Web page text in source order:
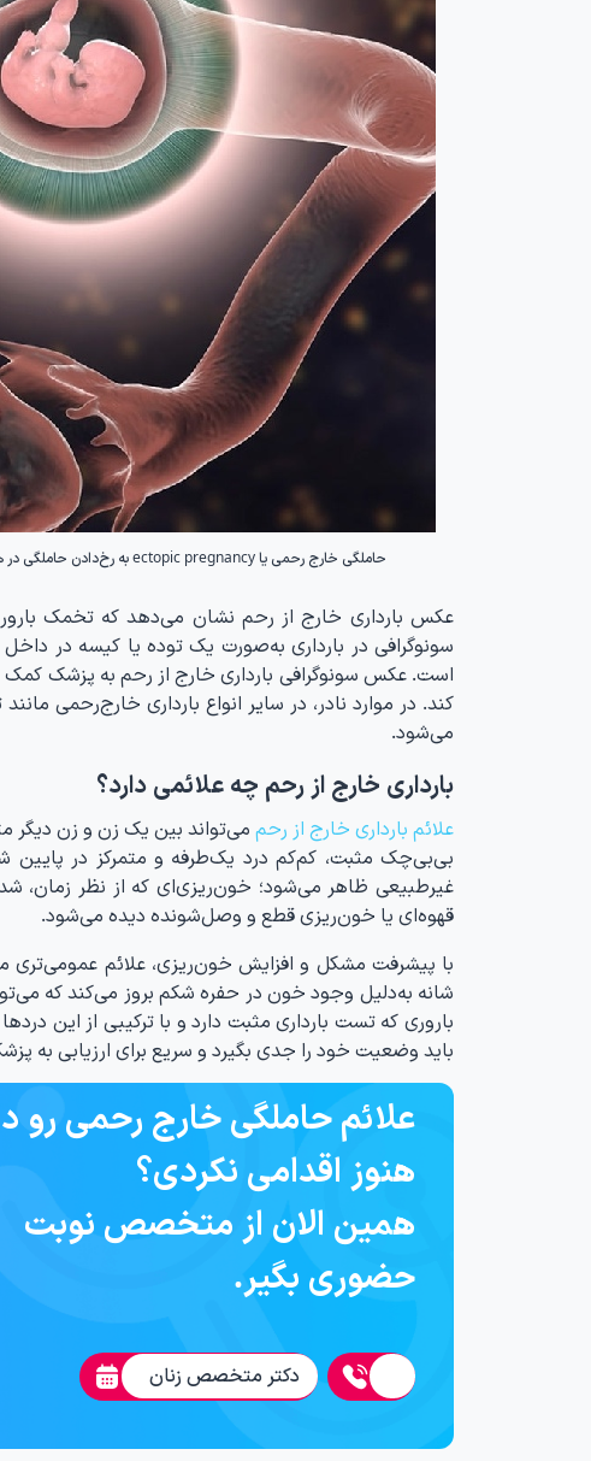
حاملگی خارج رحمی یا ectopic pregnancy به رخ‌دادن حاملگی در هر جایی به غیر از حفره‌ی رحمی گفته‌می‌شود که می‌تواند تهدیدکننده‌ی جان مادر باشد.
عکس بارداری خارج از رحم نشان می‌دهد که تخمک
سونوگرافی در بارداری به‌صورت یک توده یا کیسه در
است. عکس سونوگرافی بارداری خارج از رحم به پزشک
کند. در موارد نادر، در سایر انواع بارداری خارج‌رحمی
می‌شود.
بارداری خارج از رحم چه علائمی دارد؟
علائم بارداری خارج از رحم می‌تواند بین یک زن و زن دیگر
بی‌بی‌چک مثبت، کم‌کم درد یک‌طرفه و متمرکز در پایین
غیرطبیعی ظاهر می‌شود؛ خون‌ریزی‌ای که از نظر
قهوه‌ای یا خون‌ریزی قطع‌ و‌ وصل‌شونده دیده می‌شود.
با پیشرفت مشکل و افزایش خون‌ریزی، علائم
شانه به‌دلیل وجود خون در حفره‌ شکم بروز می‌کند که
باروری که تست بارداری مثبت دارد و با ترکیبی از این
باید وضعیت خود را جدی بگیرد و سریع برای ارزیابی به
علائم حاملگی خارج رحمی رو
هنوز اقدامی نکردی؟
همین الان از متخصص نوبت
حضوری بگیر.
دکتر متخصص زنان